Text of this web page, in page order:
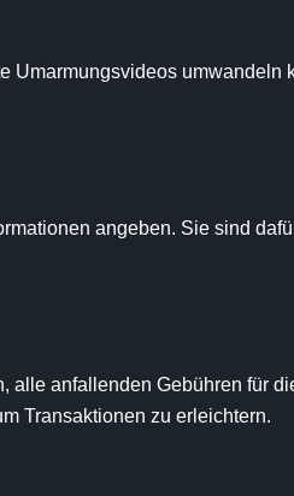
Umarmungsvideos
angeben. Sie sind
anfallenden Gebühren für
Transaktionen zu erleichtern.